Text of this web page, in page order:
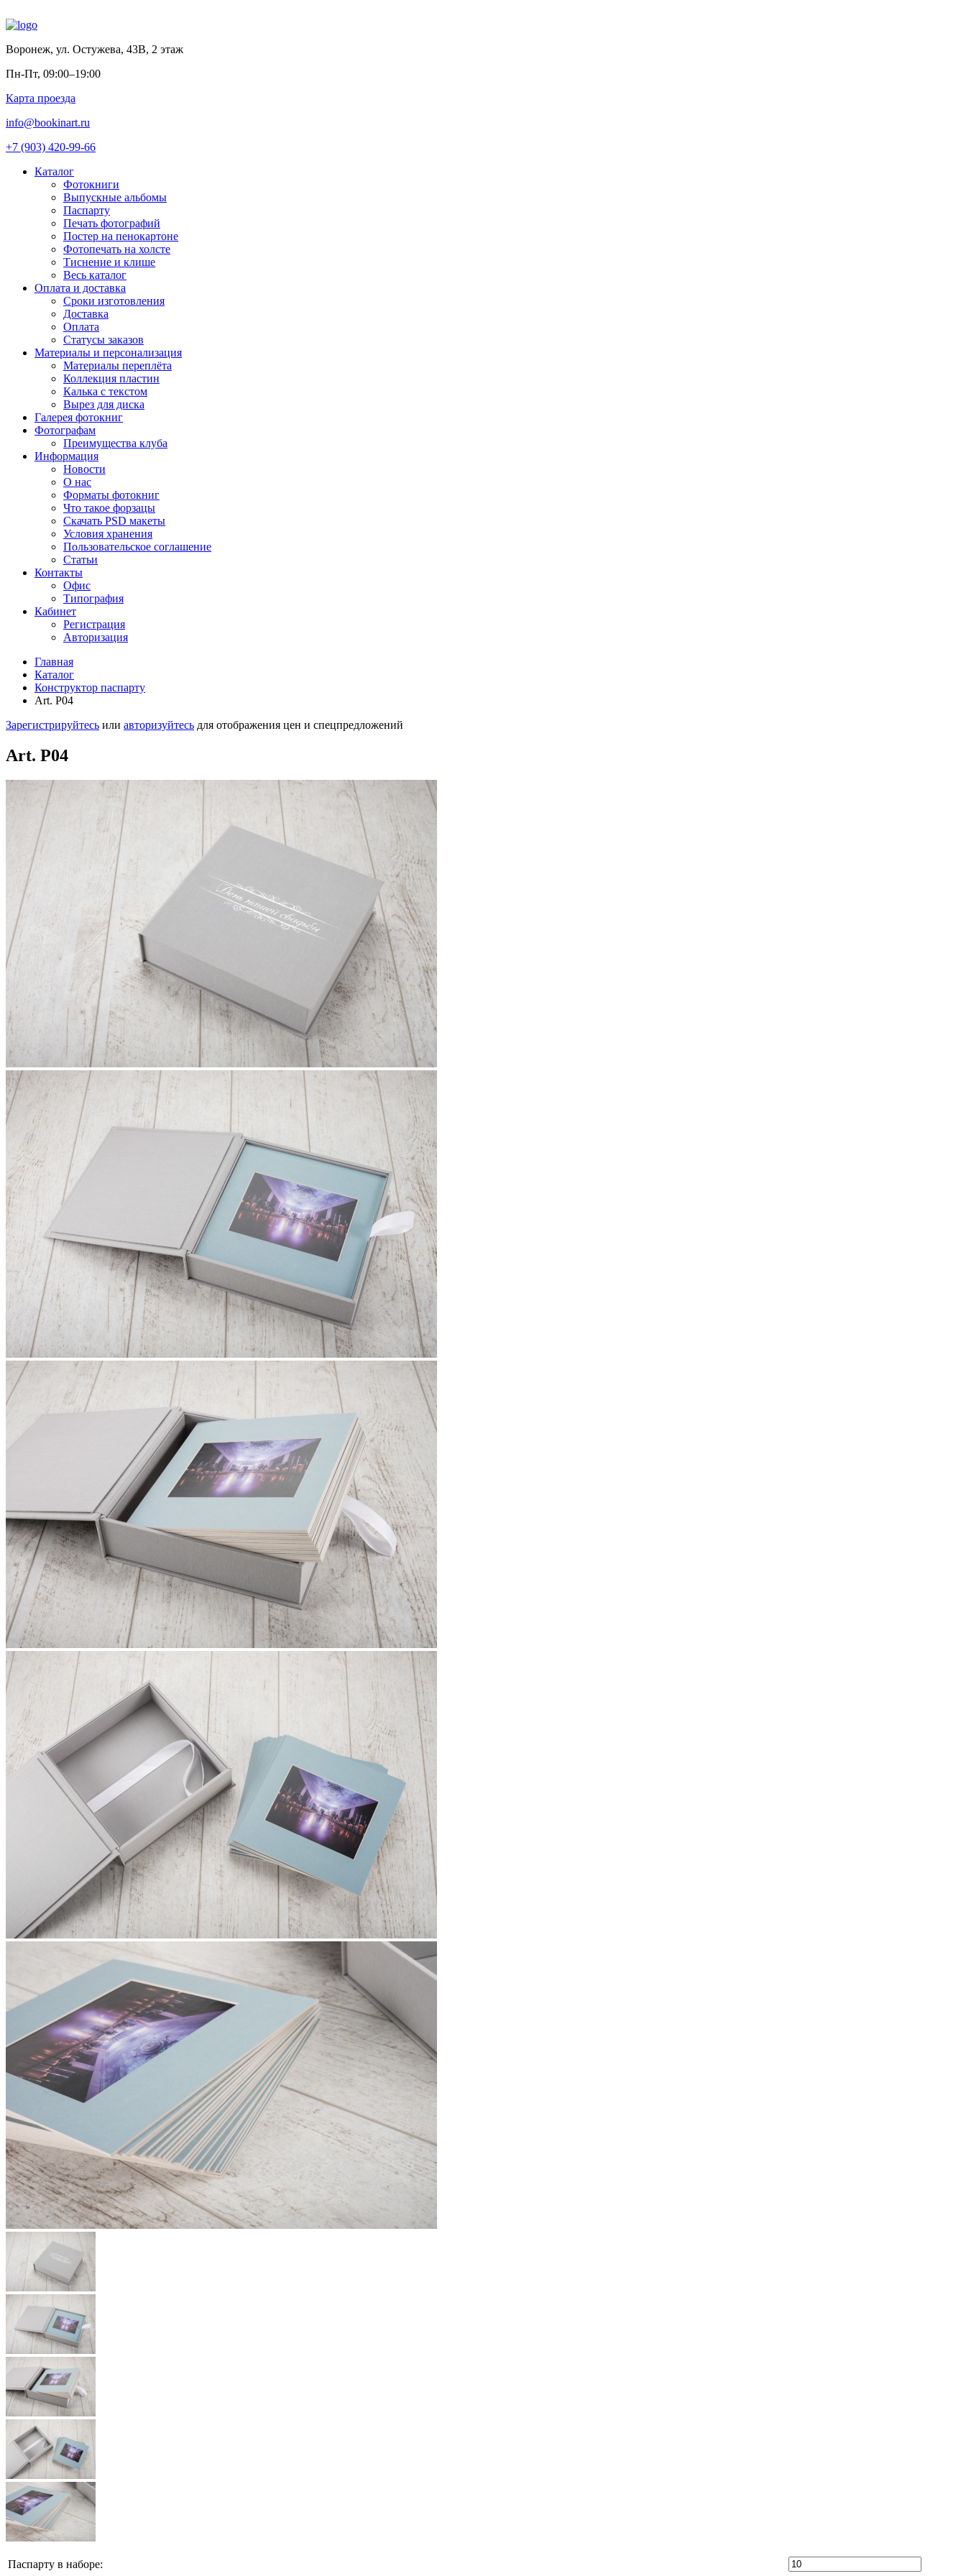
Воронеж, ул. Остужева, 43В, 2 этаж
Пн-Пт, 09:00–19:00
Карта проезда
info@bookinart.ru
+7 (903) 420-99-66
Каталог
Фотокниги
Выпускные альбомы
Паспарту
Печать фотографий
Постер на пенокартоне
Фотопечать на холсте
Тиснение и клише
Весь каталог
Оплата и доставка
Сроки изготовления
Доставка
Оплата
Статусы заказов
Материалы и персонализация
Материалы переплёта
Коллекция пластин
Калька с текстом
Вырез для диска
Галерея фотокниг
Фотографам
Преимущества клуба
Информация
Новости
О нас
Форматы фотокниг
Что такое форзацы
Скачать PSD макеты
Условия хранения
Пользовательское соглашение
Статьи
Контакты
Офис
Типография
Кабинет
Регистрация
Авторизация
Главная
Каталог
Конструктор паспарту
Art. P04
Зарегистрируйтесь или авторизуйтесь для отображения цен и спецпредложений
Art. P04
Паспарту в наборе: